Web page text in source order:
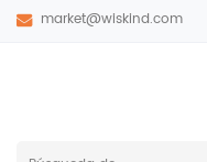
market@wiskind.com